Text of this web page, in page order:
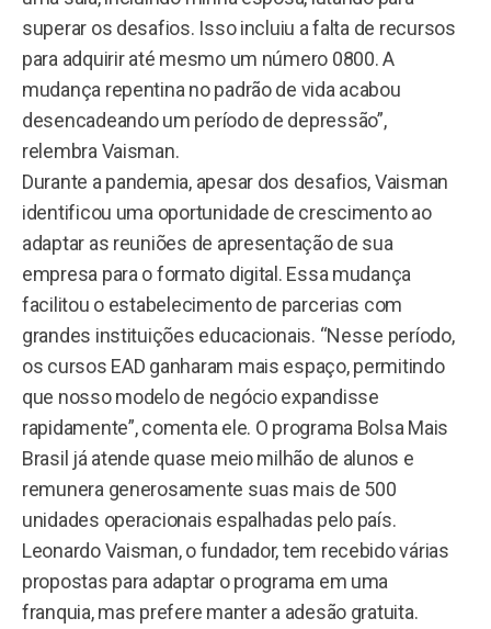
superar os desafios. Isso incluiu a falta de recursos
para adquirir até mesmo um número 0800. A
mudança repentina no padrão de vida acabou
desencadeando um período de depressão”,
relembra Vaisman.
Durante a pandemia, apesar dos desafios, Vaisman
identificou uma oportunidade de crescimento ao
adaptar as reuniões de apresentação de sua
empresa para o formato digital. Essa mudança
facilitou o estabelecimento de parcerias com
grandes instituições educacionais. “Nesse período,
os cursos EAD ganharam mais espaço, permitindo
que nosso modelo de negócio expandisse
rapidamente”, comenta ele. O programa Bolsa Mais
Brasil já atende quase meio milhão de alunos e
remunera generosamente suas mais de 500
unidades operacionais espalhadas pelo país.
Leonardo Vaisman, o fundador, tem recebido várias
propostas para adaptar o programa em uma
franquia, mas prefere manter a adesão gratuita.